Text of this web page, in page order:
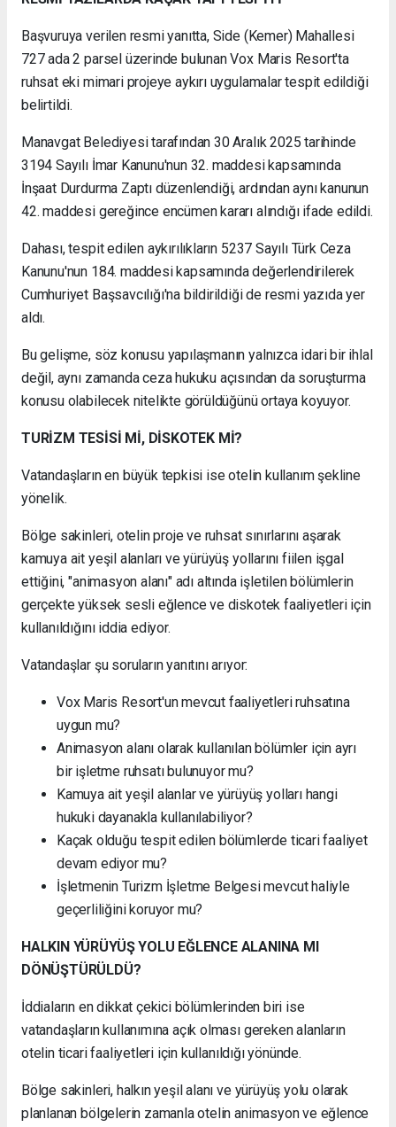
Başvuruya verilen resmi yanıtta, Side (Kemer) Mahallesi
727 ada 2 parsel üzerinde bulunan Vox Maris Resort'ta
ruhsat eki mimari projeye aykırı uygulamalar tespit edildiği
belirtildi.
Manavgat Belediyesi tarafından 30 Aralık 2025 tarihinde
3194 Sayılı İmar Kanunu'nun 32. maddesi kapsamında
İnşaat Durdurma Zaptı düzenlendiği, ardından aynı kanunun
42. maddesi gereğince encümen kararı alındığı ifade edildi.
Dahası, tespit edilen aykırılıkların 5237 Sayılı Türk Ceza
Kanunu'nun 184. maddesi kapsamında değerlendirilerek
Cumhuriyet Başsavcılığı'na bildirildiği de resmi yazıda yer
aldı.
Bu gelişme, söz konusu yapılaşmanın yalnızca idari bir ihlal
değil, aynı zamanda ceza hukuku açısından da soruşturma
konusu olabilecek nitelikte görüldüğünü ortaya koyuyor.
TURİZM TESİSİ Mİ, DİSKOTEK Mİ?
Vatandaşların en büyük tepkisi ise otelin kullanım şekline
yönelik.
Bölge sakinleri, otelin proje ve ruhsat sınırlarını aşarak
kamuya ait yeşil alanları ve yürüyüş yollarını fiilen işgal
ettiğini, "animasyon alanı" adı altında işletilen bölümlerin
gerçekte yüksek sesli eğlence ve diskotek faaliyetleri için
kullanıldığını iddia ediyor.
Vatandaşlar şu soruların yanıtını arıyor:
Vox Maris Resort'un mevcut faaliyetleri ruhsatına
uygun mu?
Animasyon alanı olarak kullanılan bölümler için ayrı
bir işletme ruhsatı bulunuyor mu?
Kamuya ait yeşil alanlar ve yürüyüş yolları hangi
hukuki dayanakla kullanılabiliyor?
Kaçak olduğu tespit edilen bölümlerde ticari faaliyet
devam ediyor mu?
İşletmenin Turizm İşletme Belgesi mevcut haliyle
geçerliliğini koruyor mu?
HALKIN YÜRÜYÜŞ YOLU EĞLENCE ALANINA MI
DÖNÜŞTÜRÜLDÜ?
İddiaların en dikkat çekici bölümlerinden biri ise
vatandaşların kullanımına açık olması gereken alanların
otelin ticari faaliyetleri için kullanıldığı yönünde.
Bölge sakinleri, halkın yeşil alanı ve yürüyüş yolu olarak
planlanan bölgelerin zamanla otelin animasyon ve eğlence